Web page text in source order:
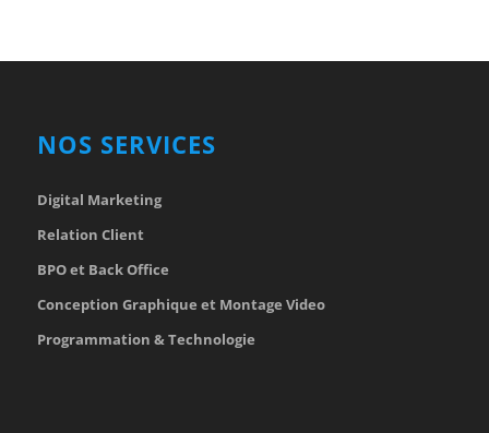
NOS SERVICES
Digital Marketing
Relation Client
BPO et Back Office
Conception Graphique et Montage Video
Programmation & Technologie